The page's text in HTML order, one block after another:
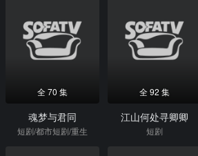
全 70 集
魂梦与君同
短剧/都市短剧/重生
全 92 集
江山何处寻卿卿
短剧